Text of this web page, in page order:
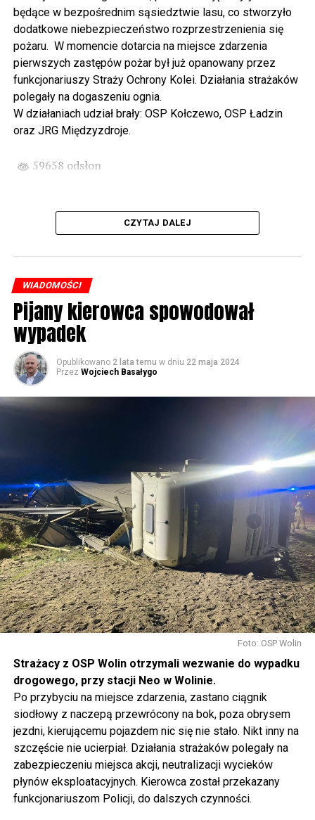
spod biblioteki). O godzinie 19.00 w kolegiacie
wysłuchamy organowego koncertu w wykonaniu
państwa Witkowskich.
Wyjątkowym wydarzeniem będzie koncert w wykonaniu
Kawuś Music Project, podczas którego wysłuchamy
polskich przebojów w jazzowej aranżacji (godz. 20.00
przed biblioteką). Podczas koncertu zaplanowaliśmy dla
Projektów Interreg VI A – Kultura i zrównoważona
turystyka.
(Niemcy), Biblioteka Publiczna Gminy Wolin, Parafia
Rzymskokatolicka w Wolinie
59659 odsłon
będące w bezpośrednim sąsiedztwie lasu, co stworzyło
dodatkowe niebezpieczeństwo rozprzestrzenienia się
pożaru. W momencie dotarcia na miejsce zdarzenia
pierwszych zastępów pożar był już opanowany przez
funkcjonariuszy Straży Ochrony Kolei. Działania strażaków
polegały na dogaszeniu ognia.
W działaniach udział brały: OSP Kołczewo, OSP Ładzin
oraz JRG Międzyzdroje.
59658 odsłon
CZYTAJ DALEJ
WIADOMOŚCI
Pijany kierowca spowodował
wypadek
Opublikowano 2 lata temu w dniu 22 maja 2024
Przez Wojciech Basałygo
Foto: OSP Wolin
Strażacy z OSP Wolin otrzymali wezwanie do wypadku
drogowego, przy stacji Neo w Wolinie.
Po przybyciu na miejsce zdarzenia, zastano ciągnik
siodłowy z naczepą przewrócony na bok, poza obrysem
jezdni, kierującemu pojazdem nic się nie stało. Nikt inny na
szczęście nie ucierpiał. Działania strażaków polegały na
zabezpieczeniu miejsca akcji, neutralizacji wycieków
płynów eksploatacyjnych. Kierowca został przekazany
funkcjonariuszom Policji, do dalszych czynności.